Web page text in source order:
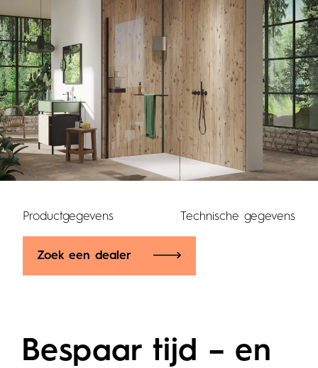
Productgegevens Technische gegevens
Zoek een dealer
Bespaar tijd – en